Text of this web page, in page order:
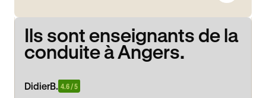
Ils sont enseignants de la
conduite à Angers.
DidierB. 4.6 / 5